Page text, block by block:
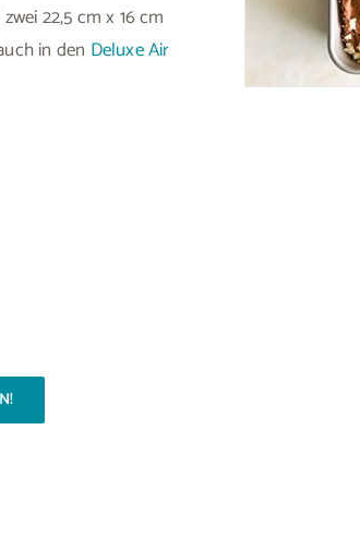
22,5 cm x 16 cm
in den Deluxe Air